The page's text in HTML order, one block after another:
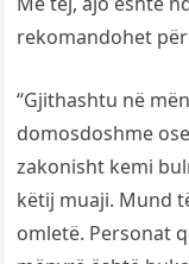
rekomandohet
“Gjithashtu në
domosdoshme
zakonisht kemi
këtij muaji. Mund
omletë. Personat